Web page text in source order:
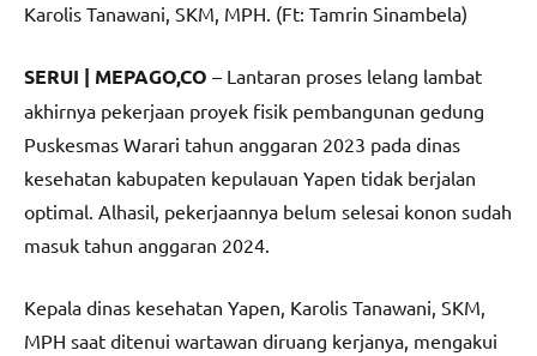
Karolis Tanawani, SKM, MPH. (Ft: Tamrin Sinambela)
SERUI | MEPAGO,CO – Lantaran proses lelang lambat
akhirnya pekerjaan proyek fisik pembangunan gedung
Puskesmas Warari tahun anggaran 2023 pada dinas
kesehatan kabupaten kepulauan Yapen tidak berjalan
optimal. Alhasil, pekerjaannya belum selesai konon sudah
masuk tahun anggaran 2024.
Kepala dinas kesehatan Yapen, Karolis Tanawani, SKM,
MPH saat ditenui wartawan diruang kerjanya, mengakui